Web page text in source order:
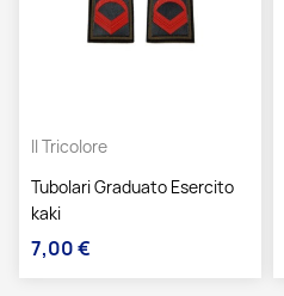
Il Tricolore
Tubolari Graduato Esercito
kaki
Prezzo
7,00 €